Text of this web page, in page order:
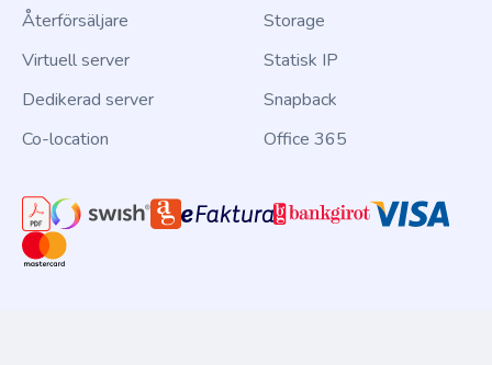
Återförsäljare
Virtuell server
Dedikerad server
Co-location
Storage
Statisk IP
Snapback
Office 365